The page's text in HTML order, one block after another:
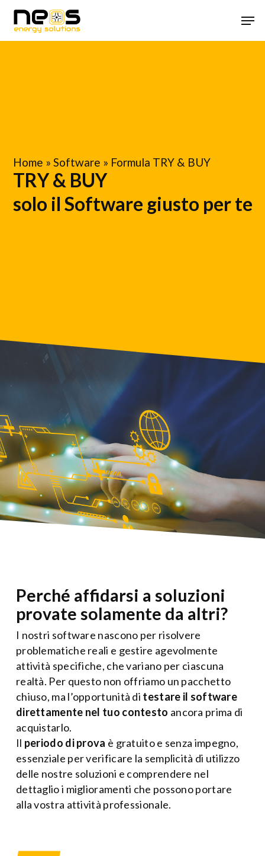
Skip
main
Home » Software » Formula TRY & BUY
TRY & BUY
solo il Software giusto per te
Perché affidarsi a soluzioni
provate solamente da altri?
I nostri software nascono per risolvere
problematiche reali e gestire agevolmente
attività specifiche, che variano per ciascuna
realtà. Per questo non offriamo un pacchetto
chiuso, ma l’opportunità di testare il software
direttamente nel tuo contesto ancora prima di
acquistarlo.
Il periodo di prova è gratuito e senza impegno,
essenziale per verificare la semplicità di utilizzo
delle nostre soluzioni e comprendere nel
dettaglio i miglioramenti che possono portare
alla vostra attività professionale.